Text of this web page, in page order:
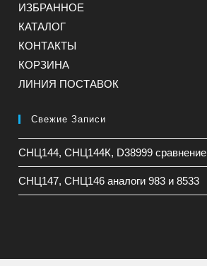
ИЗБРАННОЕ
КАТАЛОГ
КОНТАКТЫ
КОРЗИНА
ЛИНИЯ ПОСТАВОК
Свежие Записи
СНЦ144, СНЦ144К, D38999 сравнение
СНЦ147, СНЦ146 аналоги 983 и 8533